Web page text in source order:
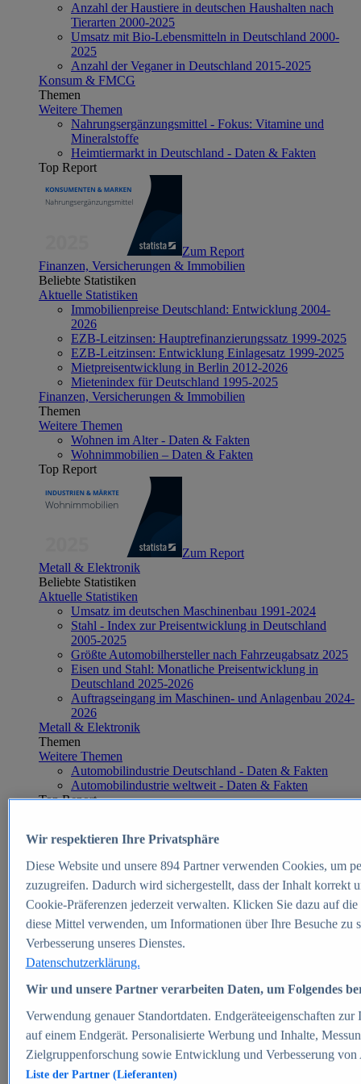
Anzahl der Haustiere in deutschen Haushalten nach
Tierarten 2000-2025
Umsatz mit Bio-Lebensmitteln in Deutschland 2000-
2025
Anzahl der Veganer in Deutschland 2015-2025
Konsum & FMCG
Themen
Weitere Themen
Nahrungsergänzungsmittel - Fokus: Vitamine und
Mineralstoffe
Heimtiermarkt in Deutschland - Daten & Fakten
Top Report
Zum Report
Finanzen, Versicherungen & Immobilien
Beliebte Statistiken
Aktuelle Statistiken
Immobilienpreise Deutschland: Entwicklung 2004-
2026
EZB-Leitzinsen: Hauptrefinanzierungssatz 1999-2025
EZB-Leitzinsen: Entwicklung Einlagesatz 1999-2025
Mietpreisentwicklung in Berlin 2012-2026
Mietenindex für Deutschland 1995-2025
Finanzen, Versicherungen & Immobilien
Themen
Weitere Themen
Wohnen im Alter - Daten & Fakten
Wohnimmobilien – Daten & Fakten
Top Report
Zum Report
Metall & Elektronik
Beliebte Statistiken
Aktuelle Statistiken
Umsatz im deutschen Maschinenbau 1991-2024
Stahl - Index zur Preisentwicklung in Deutschland
2005-2025
Größte Automobilhersteller nach Fahrzeugabsatz 2025
Eisen und Stahl: Monatliche Preisentwicklung in
Deutschland 2025-2026
Auftragseingang im Maschinen- und Anlagenbau 2024-
2026
Metall & Elektronik
Themen
Weitere Themen
Automobilindustrie Deutschland - Daten & Fakten
Automobilindustrie weltweit - Daten & Fakten
Top Report
Zum Report
E-commerce
Beliebte Statistiken
Aktuelle Statistiken
E-Commerce - Entwicklung des Umsatzes in
Deutschland 1999-2025
Umsatz von Amazon in Deutschland und weltweit
2010-2025
B2C-E-Commerce: Top-50 Online Shops in
Deutschland 2024
Marktanteile von Online-Zahlungsverfahren in
Deutschland 2024
Umsatzstarke Warengruppen im Online-Handel in
Deutschland 2023-2025
Wir respektieren Ihre Privatsphäre
Diese Website und unsere 894Partner verwenden Cookies, um
zuzugreifen. Dadurch wird sichergestellt, dass der Inhalt korrekt
Cookie-Präferenzen jederzeit verwalten. Klicken Sie dazu auf
diese Mittel verwenden, um Informationen über Ihre Besuche
Verbesserung unseres Dienstes.
Datenschutzerklärung.
Wir und unsere Partner verarbeiten Daten, um Folgendes
Verwendung genauer Standortdaten. Endgeräteeigenschaften
auf einem Endgerät. Personalisierte Werbung und Inhalte,
Zielgruppenforschung sowie Entwicklung und Verbesserung von
Liste der Partner (Lieferanten)